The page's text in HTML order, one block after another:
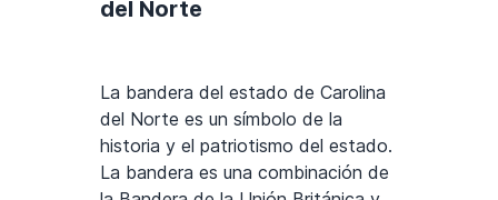
del Norte
La bandera del estado de Carolina
del Norte es un símbolo de la
historia y el patriotismo del estado.
La bandera es una combinación de